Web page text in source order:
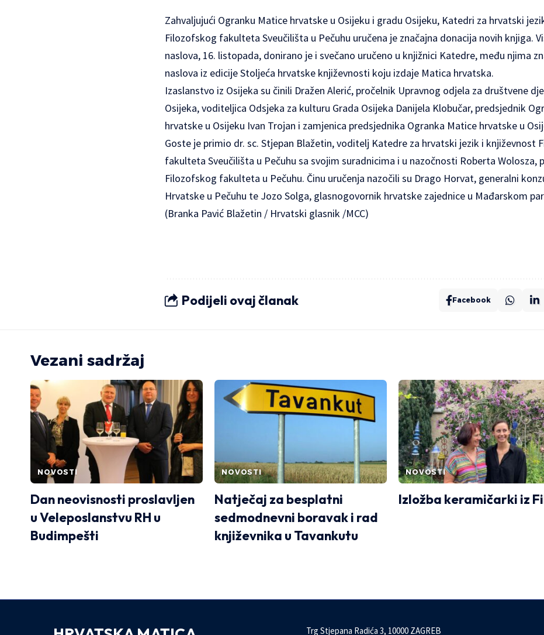
Zahvaljujući Ogranku Matice hrvatske u Osijeku i gradu Osijeku, Katedri za hrvatski
Filozofskog fakulteta Sveučilišta u Pečuhu uručena je značajna donacija novih knjiga.
naslova, 16. listopada, donirano je i svečano uručeno u knjižnici Katedre, među njima
naslova iz edicije Stoljeća hrvatske književnosti koju izdaje Matica hrvatska.
Izaslanstvo iz Osijeka su činili Dražen Alerić, pročelnik Upravnog odjela za društvene
Osijeka, voditeljica Odsjeka za kulturu Grada Osijeka Danijela Klobučar, predsjednik
hrvatske u Osijeku Ivan Trojan i zamjenica predsjednika Ogranka Matice hrvatske u
Goste je primio dr. sc. Stjepan Blažetin, voditelj Katedre za hrvatski jezik i književnost
fakulteta Sveučilišta u Pečuhu sa svojim suradnicima i u nazočnosti Roberta Wolosza,
Filozofskog fakulteta u Pečuhu. Činu uručenja nazočili su Drago Horvat, generalni
Hrvatske u Pečuhu te Jozo Solga, glasnogovornik hrvatske zajednice u Mađarskom
(Branka Pavić Blažetin / Hrvatski glasnik /MCC)
Podijeli ovaj članak Facebook
Vezani sadržaj
NOVOSTI
Dan neovisnosti proslavljen
u Veleposlanstvu RH u
Budimpešti
NOVOSTI
Natječaj za besplatni
sedmodnevni boravak i rad
književnika u Tavankutu
NOVOSTI
Izložba keramičarki iz
Trg Stjepana Radića 3, 10000 ZAGREB